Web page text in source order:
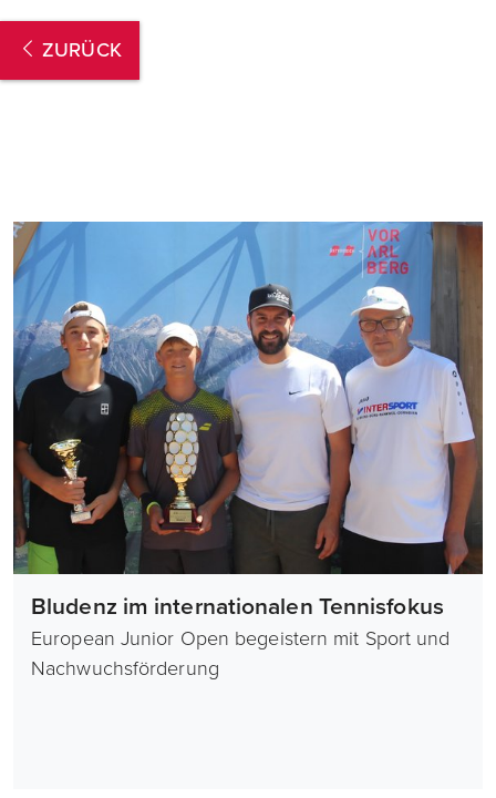
ZURÜCK
Bludenz im internationalen Tennisfokus
European Junior Open begeistern mit Sport und
Nachwuchsförderung